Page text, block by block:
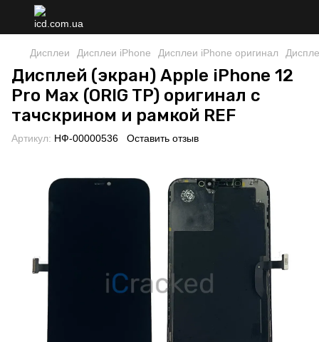
Дисплеи Дисплеи iPhone Дисплеи iPhone оригинал
Дисплей (экран) Apple iPhone 12
Pro Max (ORIG TP) оригинал с
тачскрином и рамкой REF
Артикул: НФ-00000536 Оставить отзыв